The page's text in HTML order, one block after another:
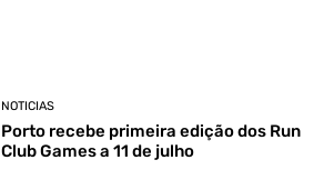
NOTICIAS
Porto recebe primeira edição dos Run
Club Games a 11 de julho